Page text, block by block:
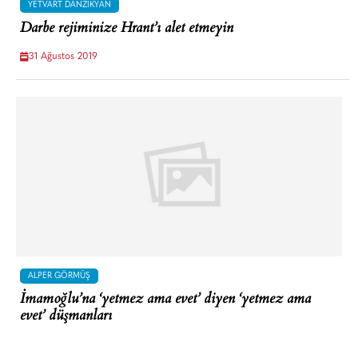
YETVART DANZIKYAN
Darbe rejiminize Hrant’ı alet etmeyin
31 Ağustos 2019
ALPER GÖRMÜŞ
İmamoğlu’na ‘yetmez ama evet’ diyen ‘yetmez ama
evet’ düşmanları